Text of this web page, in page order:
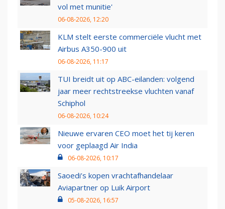
vol met munitie'
06-08-2026, 12:20
KLM stelt eerste commerciële vlucht met
Airbus A350-900 uit
06-08-2026, 11:17
TUI breidt uit op ABC-eilanden: volgend
jaar meer rechtstreekse vluchten vanaf
Schiphol
06-08-2026, 10:24
Nieuwe ervaren CEO moet het tij keren
voor geplaagd Air India
06-08-2026, 10:17
Saoedi’s kopen vrachtafhandelaar
Aviapartner op Luik Airport
05-08-2026, 16:57